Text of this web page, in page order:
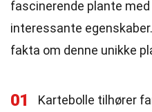
fascinerende plante
interessante
fakta om denne unikke
01
Kartebolle tilhører